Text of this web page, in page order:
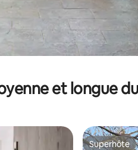
et longue
Superhôte